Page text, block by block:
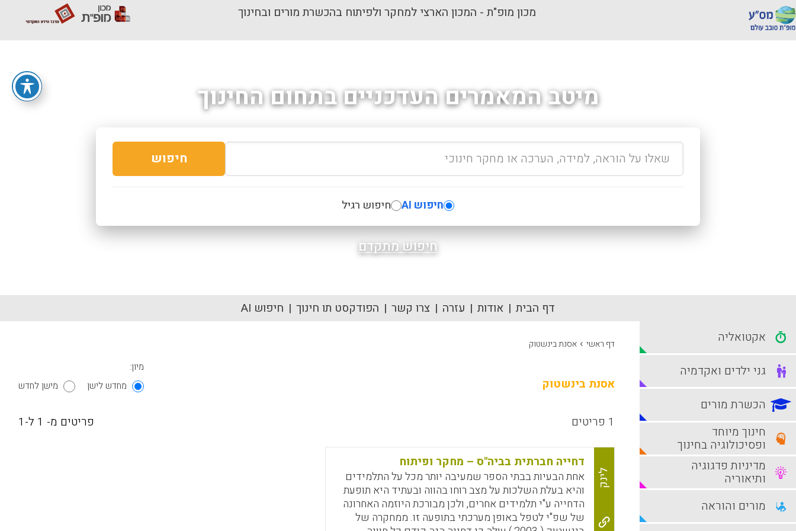
מכון מופ"ת - המכון הארצי למחקר ולפיתוח בהכשרת מורים ובחינוך
מיטב המאמרים העדכניים בתחום החינוך
חיפוש
חיפוש AI חיפוש רגיל
חיפוש מתקדם
דף הבית אודות עזרה צרו קשר הפודקסט תו חינוך חיפוש AI
דף ראשי › אסנת בינשטוק
אסנת בינשטוק
מיון:
מחדש לישן
מישן לחדש
1 פריטים פריטים מ- 1 ל-1
לינק
דחייה חברתית בביה"ס – מחקר ופיתוח
אחת הבעיות בבתי הספר שמעיבה יותר מכל על התלמידים
והיא בעלת השלכות על מצב רוחו בהווה ובעתיד היא תופעת
הדחייה ע"י תלמידים אחרים, ולכן מבורכת היוזמה האחרונה
של שפ"י לטפל באופן מערכתי בתופעה זו. ממחקרה של
אקטואליה
גני ילדים ואקדמיה
הכשרת מורים
חינוך מיוחד
ופסיכולוגיה בחינוך
מדיניות פדגוגיה
ותיאוריה
מורים והוראה